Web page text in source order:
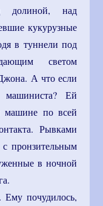
долиной, над
кукурузные
в туннели под
светом
А что если
Ей
машине по всей
Рывками
с пронзительным
в ночной
почудилось,